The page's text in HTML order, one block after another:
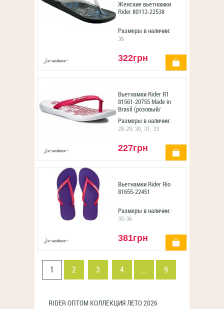
Женские вьетнамки
Rider 80112-22538
Размеры в наличии:
36
322грн купить
Вьетнамки Rider R1
81561-20755 Made in
Brasil (розовый/
белый)
Размеры в наличии:
28-29, 30, 31, 33
227грн купить
Вьетнамки Rider Rio
81655-22451
Размеры в наличии:
35-36
381грн купить
1 2 3 4 ... 9
RIDER ОПТОМ КОЛЛЕКЦИЯ ЛЕТО 2026